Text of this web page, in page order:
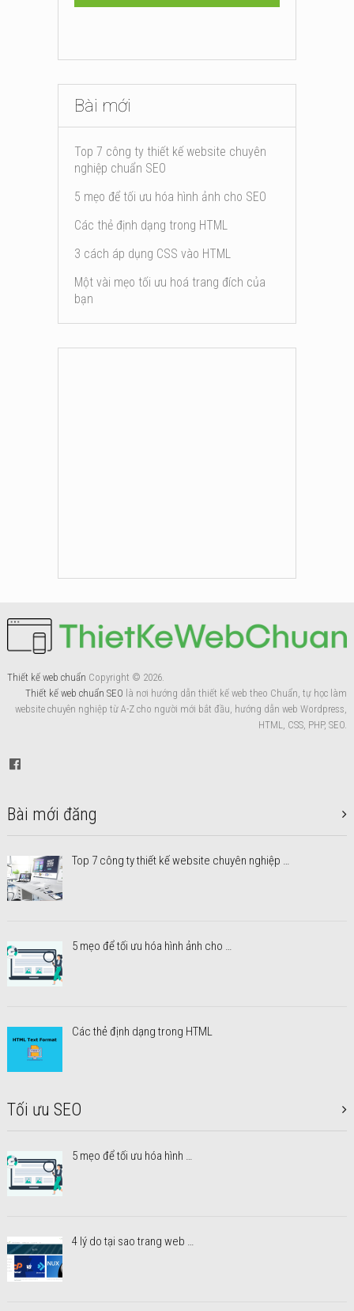
Bài mới
Top 7 công ty thiết kế website chuyên
nghiệp chuẩn SEO
5 mẹo để tối ưu hóa hình ảnh cho SEO
Các thẻ định dạng trong HTML
3 cách áp dụng CSS vào HTML
Một vài mẹo tối ưu hoá trang đích của
bạn
Thiết kế web chuẩn Copyright © 2026.
Thiết kế web chuẩn SEO là nơi hướng dẫn thiết kế web theo Chuẩn, tự học làm
website chuyên nghiệp từ A-Z cho người mới bắt đầu, hướng dẫn web Wordpress,
HTML, CSS, PHP, SEO.
Bài mới đăng
Top 7 công ty thiết kế website chuyên nghiệp …
5 mẹo để tối ưu hóa hình ảnh cho …
Các thẻ định dạng trong HTML
Tối ưu SEO
5 mẹo để tối ưu hóa hình …
4 lý do tại sao trang web …